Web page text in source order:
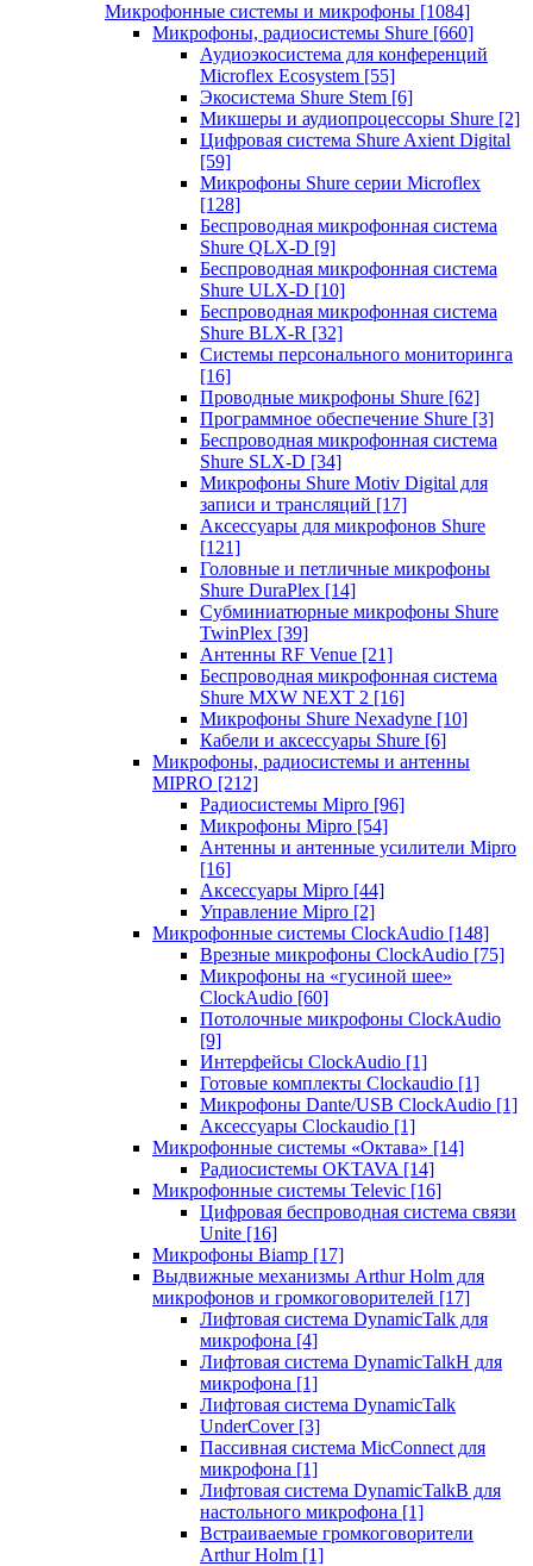
Микрофонные системы и микрофоны [1084]
Микрофоны, радиосистемы Shure [660]
Аудиоэкосистема для конференций
Microflex Ecosystem [55]
Экосистема Shure Stem [6]
Микшеры и аудиопроцессоры Shure [2]
Цифровая система Shure Axient Digital
[59]
Микрофоны Shure серии Microflex
[128]
Беспроводная микрофонная система
Shure QLX-D [9]
Беспроводная микрофонная система
Shure ULX-D [10]
Беспроводная микрофонная система
Shure BLX-R [32]
Системы персонального мониторинга
[16]
Проводные микрофоны Shure [62]
Программное обеспечение Shure [3]
Беспроводная микрофонная система
Shure SLX-D [34]
Микрофоны Shure Motiv Digital для
записи и трансляций [17]
Аксессуары для микрофонов Shure
[121]
Головные и петличные микрофоны
Shure DuraPlex [14]
Субминиатюрные микрофоны Shure
TwinPlex [39]
Антенны RF Venue [21]
Беспроводная микрофонная система
Shure MXW NEXT 2 [16]
Микрофоны Shure Nexadyne [10]
Кабели и аксессуары Shure [6]
Микрофоны, радиосистемы и антенны
MIPRO [212]
Радиосистемы Mipro [96]
Микрофоны Mipro [54]
Антенны и антенные усилители Mipro
[16]
Аксессуары Mipro [44]
Управление Mipro [2]
Микрофонные системы ClockAudio [148]
Врезные микрофоны ClockAudio [75]
Микрофоны на «гусиной шее»
ClockAudio [60]
Потолочные микрофоны ClockAudio
[9]
Интерфейсы ClockAudio [1]
Готовые комплекты Clockaudio [1]
Микрофоны Dante/USB ClockAudio [1]
Аксессуары Clockaudio [1]
Микрофонные системы «Октава» [14]
Радиосистемы OKTAVA [14]
Микрофонные системы Televic [16]
Цифровая беспроводная система связи
Unite [16]
Микрофоны Biamp [17]
Выдвижные механизмы Arthur Holm для
микрофонов и громкоговорителей [17]
Лифтовая система DynamicTalk для
микрофона [4]
Лифтовая система DynamicTalkH для
микрофона [1]
Лифтовая система DynamicTalk
UnderCover [3]
Пассивная система MicConnect для
микрофона [1]
Лифтовая система DynamicTalkB для
настольного микрофона [1]
Встраиваемые громкоговорители
Arthur Holm [1]